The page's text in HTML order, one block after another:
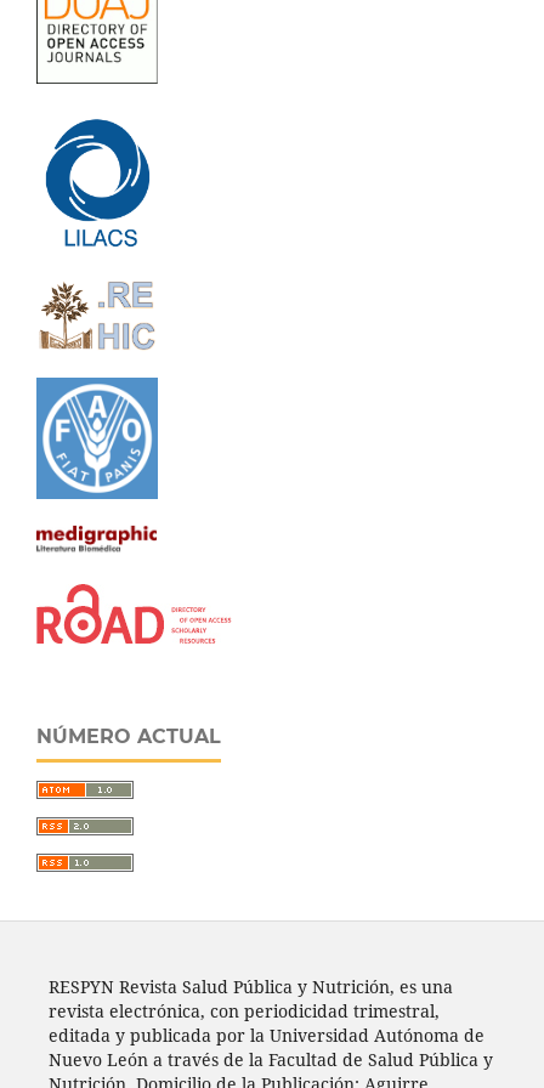
NÚMERO ACTUAL
RESPYN Revista Salud Pública y Nutrición, es una
revista electrónica, con periodicidad trimestral,
editada y publicada por la Universidad Autónoma de
Nuevo León a través de la Facultad de Salud Pública y